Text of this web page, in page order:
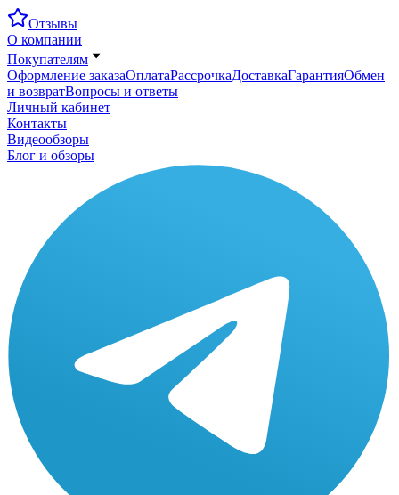
Отзывы
О компании
Покупателям
Оформление заказаОплатаРассрочкаДоставкаГарантияОбмен
и возвратВопросы и ответы
Личный кабинет
Контакты
Видеообзоры
Блог и обзоры